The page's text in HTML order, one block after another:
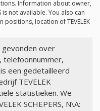
Information about owner,
is not available. You also can
positions, location of TEVELEK
over
telefoonnummer,
een gedetailleerd
TEVELEK
statistieken. We
SCHEPERS, N\A: